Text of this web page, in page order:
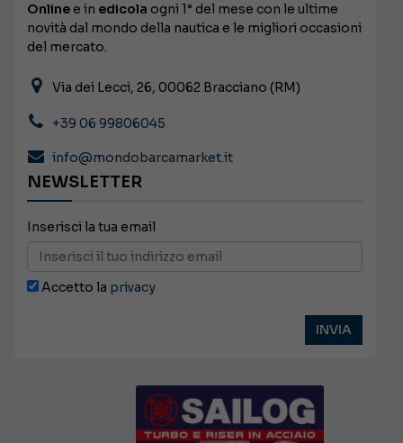
Online e in edicola ogni 1° del mese con le ultime
novità dal mondo della nautica e le migliori occasioni
del mercato.
Via dei Lecci, 26, 00062 Bracciano (RM)
+39 06 99806045
info@mondobarcamarket.it
NEWSLETTER
Inserisci la tua email
Accetto la privacy